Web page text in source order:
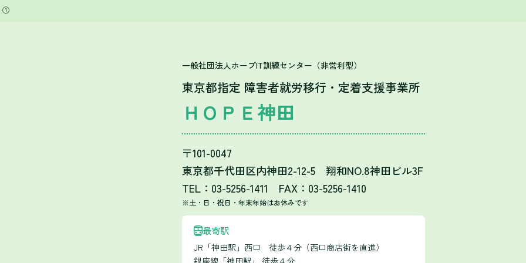
①
一般社団法人ホープIT訓練センター（非営利型）
東京都指定 障害者就労移行・定着支援事業所
ＨＯＰＥ神田
〒101-0047
東京都千代田区内神田2-12-5 翔和NO.8神田ビル3F
TEL：03-5256-1411 FAX：03-5256-1410
※土・日・祝日・年末年始はお休みです
最寄駅
JR「神田駅」西口 徒歩４分（西口商店街を直進）
銀座線「神田駅」 徒歩４分